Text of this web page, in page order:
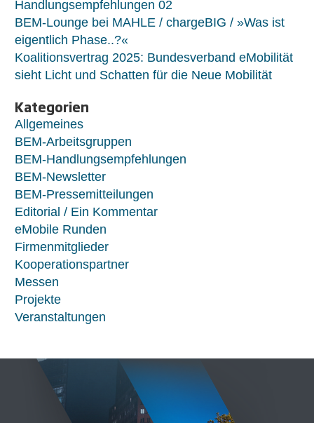
Handlungsempfehlungen 02
BEM-Lounge bei MAHLE / chargeBIG / »Was ist
eigentlich Phase..?«
Koalitionsvertrag 2025: Bundesverband eMobilität
sieht Licht und Schatten für die Neue Mobilität
Kategorien
Allgemeines
BEM-Arbeitsgruppen
BEM-Handlungsempfehlungen
BEM-Newsletter
BEM-Pressemitteilungen
Editorial / Ein Kommentar
eMobile Runden
Firmenmitglieder
Kooperationspartner
Messen
Projekte
Veranstaltungen